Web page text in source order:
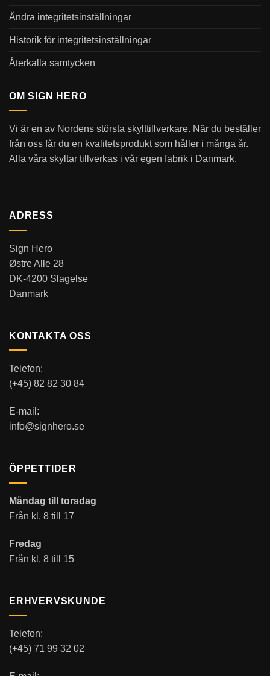
Ändra integritetsinställningar
Historik för integritetsinställningar
Återkalla samtycken
OM SIGN HERO
Vi är en av Nordens största skylttillverkare. När du beställer
från oss får du en kvalitetsprodukt som håller i många år.
Alla våra skyltar tillverkas i vår egen fabrik i Danmark.
ADRESS
Sign Hero
Østre Alle 28
DK-4200 Slagelse
Danmark
KONTAKTA OSS
Telefon:
(+45) 82 82 30 84
E-mail:
info@signhero.se
ÖPPETTIDER
Måndag till torsdag
Från kl. 8 till 17
Fredag
Från kl. 8 till 15
ERHVERVSKUNDE
Telefon:
(+45) 71 99 32 02